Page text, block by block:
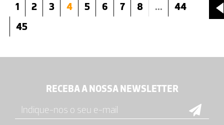
1 2 3 4 5 6 7 8 ...
44
45
RECEBA A NOSSA NEWSLETTER